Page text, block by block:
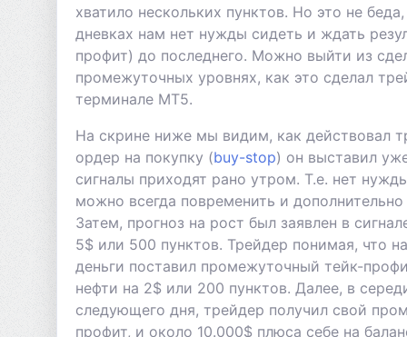
хватило нескольких пунктов. Но это не
дневках нам нет нужды сидеть и ждать
профит) до последнего. Можно выйти из
промежуточных уровнях, как это сделал
терминале МТ5.
На скрине ниже мы видим, как действовал
ордер на покупку (buy-stop) он выставил
сигналы приходят рано утром. Т.е. нет
можно всегда повременить и
Затем, прогноз на рост был заявлен в
5$ или 500 пунктов. Трейдер понимая, что
деньги поставил промежуточный тейк-
нефти на 2$ или 200 пунктов. Далее, в
следующего дня, трейдер получил свой
профит, и около 10.000$ плюса себе на